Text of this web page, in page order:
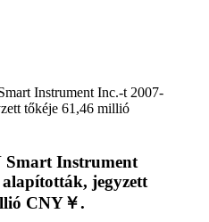
Instrument
jegyzett
CNY￥.